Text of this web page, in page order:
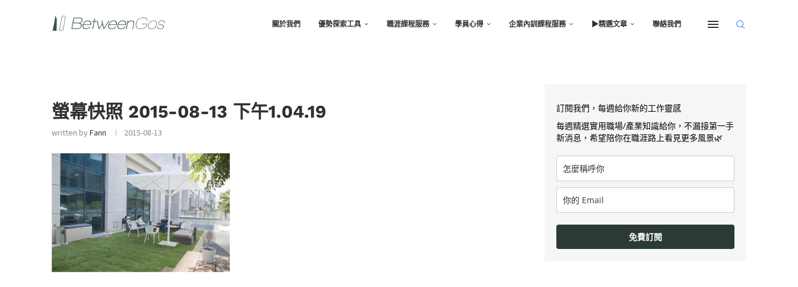
關於我們 優勢探索工具 職涯課程服務 學員心得 企業內訓課程服務 ▶︎精選文章 聯絡我們
螢幕快照 2015-08-13 下午1.04.19
written byFann 2015-08-13
訂閱我們，每週給你新的工作靈感
每週精選實用職場/產業知識給你，不漏接第一手
新消息，希望陪你在職涯路上看見更多風景🌿
免費訂閱